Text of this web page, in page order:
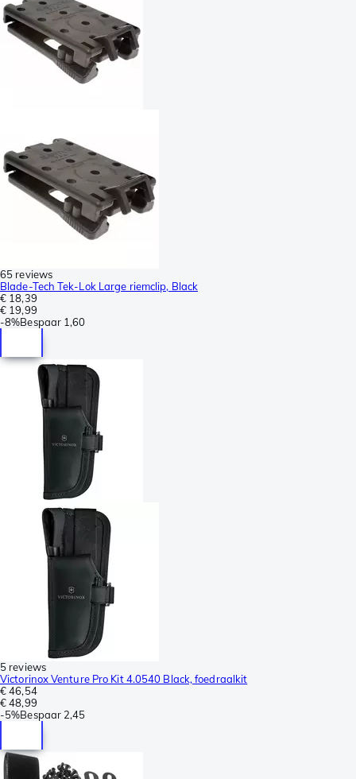
65 reviews
Blade-Tech Tek-Lok Large riemclip, Black
€ 18,39
€ 19,99
-8%Bespaar 1,60
5 reviews
Victorinox Venture Pro Kit 4.0540 Black, foedraalkit
€ 46,54
€ 48,99
-5%Bespaar 2,45